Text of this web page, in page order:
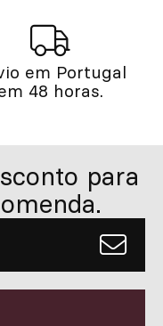
em Portugal
48 horas.
para